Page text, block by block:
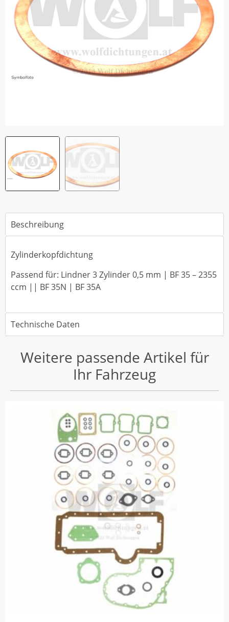
Beschreibung
Zylinderkopfdichtung
Passend für: Lindner 3 Zylinder 0,5 mm | BF 35 – 2355
ccm || BF 35N | BF 35A
Technische Daten
Weitere passende Artikel für
Ihr Fahrzeug